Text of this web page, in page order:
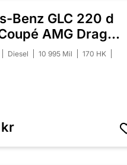
NYINKOMMEN
Benz GLC 220 d
AMG Drag
Diesel 10 995 Mil
170 HK